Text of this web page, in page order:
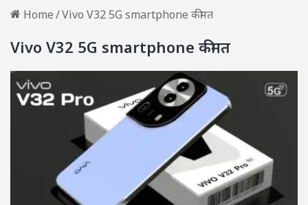
Home/Vivo V32 5G smartphone कीमत
Vivo V32 5G smartphone कीमत